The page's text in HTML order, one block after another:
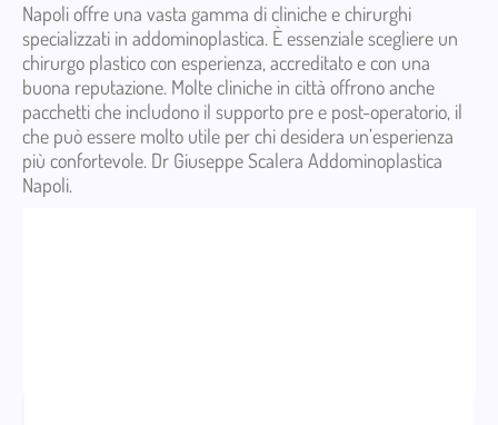
Napoli offre una vasta gamma di cliniche e chirurghi
specializzati in addominoplastica. È essenziale scegliere un
chirurgo plastico con esperienza, accreditato e con una
buona reputazione. Molte cliniche in città offrono anche
pacchetti che includono il supporto pre e post-operatorio, il
che può essere molto utile per chi desidera un’esperienza
più confortevole. Dr Giuseppe Scalera Addominoplastica
Napoli.